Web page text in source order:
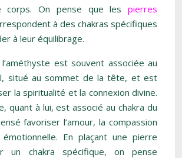
corps. On pense que les pierres
à des chakras spécifiques
à leur équilibrage.
est souvent associée au
situé au sommet de la tête, et est
la spiritualité et la connexion divine.
quant à lui, est associé au chakra du
favoriser l’amour, la compassion
émotionnelle. En plaçant une pierre
un chakra spécifique, on pense